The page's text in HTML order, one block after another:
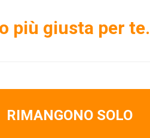
più giusta per te.
RIMANGONO SOLO